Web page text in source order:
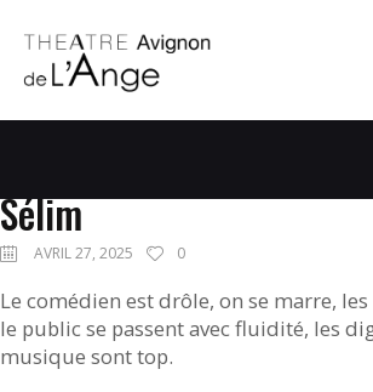
A L’AFFICHE
Sélim
AVRIL 27, 2025 0
Le comédien est drôle, on se marre,
le public se passent avec fluidité, les
musique sont top.